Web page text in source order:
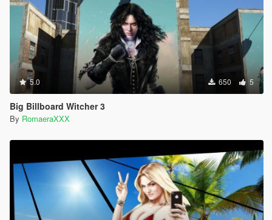
5.0 650 5
Big Billboard Witcher 3
By RomaeraXXX